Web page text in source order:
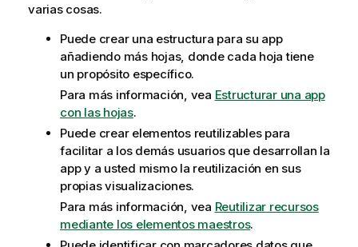
varias cosas.
Puede crear una estructura para su app
añadiendo más hojas, donde cada hoja tiene
un propósito específico.
Para más información, vea Estructurar una app
con las hojas.
Puede crear elementos reutilizables para
facilitar a los demás usuarios que desarrollan la
app y a usted mismo la reutilización en sus
propias visualizaciones.
Para más información, vea Reutilizar recursos
mediante los elementos maestros.